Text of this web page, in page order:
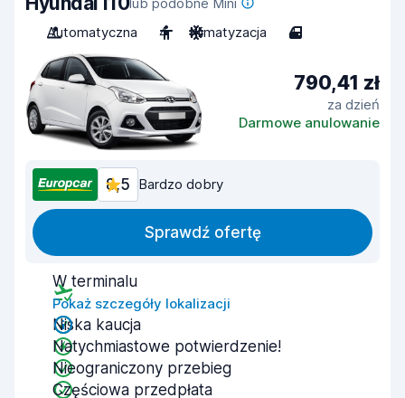
Automatyczna
4 Klimatyzacja 4
790,41 zł
za dzień
Darmowe anulowanie
8,5 Bardzo dobry
Sprawdź ofertę
W terminalu
Pokaż szczegóły lokalizacji
Niska kaucja
Natychmiastowe potwierdzenie!
Nieograniczony przebieg
Częściowa przedpłata